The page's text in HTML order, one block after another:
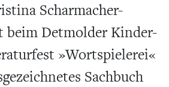
KARTEN
Scharmacher-
beim Detmolder Kinder-
»Wortspielerei«
Sachbuch